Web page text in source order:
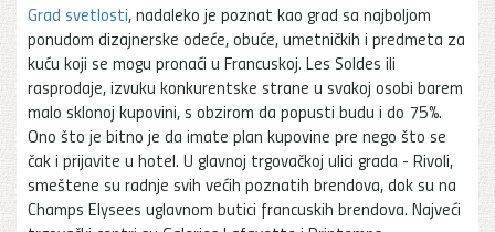
Grad svetlosti, nadaleko je poznat kao grad sa najboljom
ponudom dizajnerske odeće, obuće, umetničkih i predmeta za
kuću koji se mogu pronaći u Francuskoj. Les Soldes ili
rasprodaje, izvuku konkurentske strane u svakoj osobi barem
malo sklonoj kupovini, s obzirom da popusti budu i do 75%.
Ono što je bitno je da imate plan kupovine pre nego što se
čak i prijavite u hotel. U glavnoj trgovačkoj ulici grada - Rivoli,
smeštene su radnje svih većih poznatih brendova, dok su na
Champs Elysees uglavnom butici francuskih brendova. Najveći